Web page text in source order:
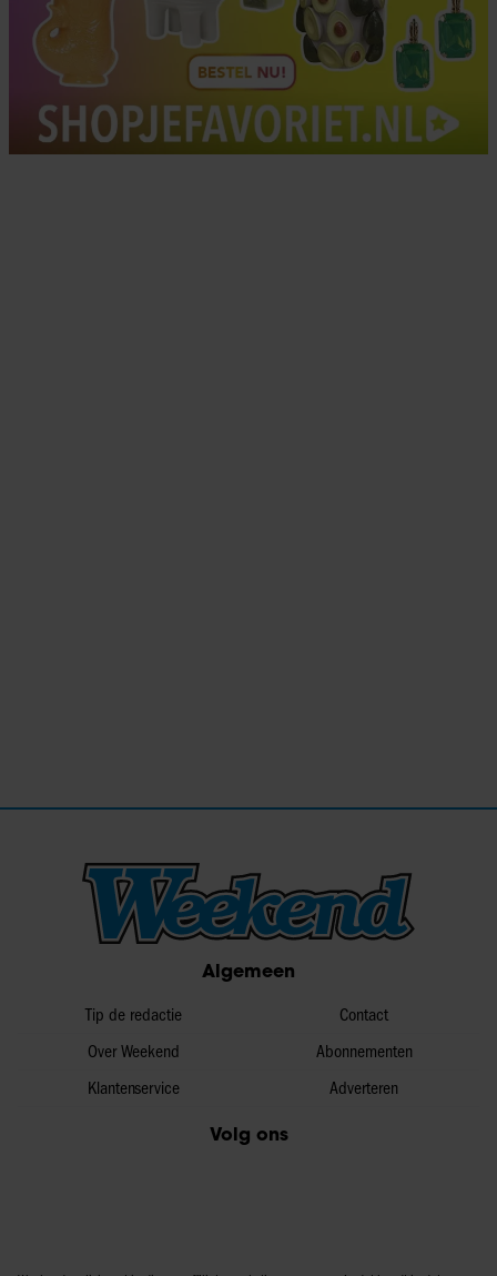
Algemeen
Tip de redactie
Over Weekend
Klantenservice
Contact
Abonnementen
Adverteren
Volg ons